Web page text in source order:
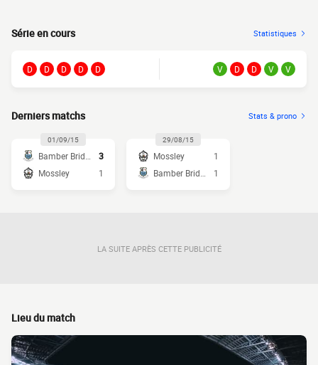
Série en cours Statistiques
D D D D D V D D V V
Derniers matchs Stats & prono
01/09/15
3
Mossley
1
29/08/15
Mossley
1
1
LA SUITE APRÈS CETTE PUBLICITÉ
Lieu du match